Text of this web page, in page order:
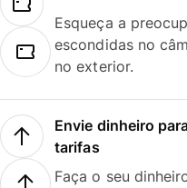
Esqueça a
escondidas no
no exterior.
Envie dinheiro
tarifas
Faça o seu